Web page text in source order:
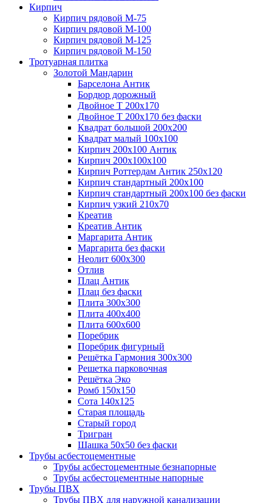
Кирпич
Кирпич рядовой М-75
Кирпич рядовой М-100
Кирпич рядовой М-125
Кирпич рядовой М-150
Тротуарная плитка
Золотой Мандарин
Барселона Антик
Бордюр дорожный
Двойное Т 200х170
Двойное Т 200х170 без фаски
Квадрат большой 200х200
Квадрат малый 100х100
Кирпич 200х100 Антик
Кирпич 200х100х100
Кирпич Роттердам Антик 250х120
Кирпич стандартный 200х100
Кирпич стандартный 200х100 без фаски
Кирпич узкий 210х70
Креатив
Креатив Антик
Маргарита Антик
Маргарита без фаски
Неолит 600х300
Отлив
Плац Антик
Плац без фаски
Плита 300х300
Плита 400х400
Плита 600х600
Поребрик
Поребрик фигурный
Решётка Гармония 300х300
Решетка парковочная
Решётка Эко
Ромб 150х150
Сота 140х125
Старая площадь
Старый город
Тригран
Шашка 50х50 без фаски
Трубы асбестоцементные
Трубы асбестоцементные безнапорные
Трубы асбестоцементные напорные
Трубы ПВХ
Трубы ПВХ для наружной канализации